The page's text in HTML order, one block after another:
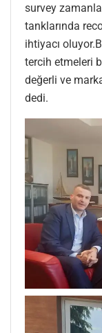
survey
tanklarında
ihtiyacı
tercih etmeleri
değerli ve
dedi.